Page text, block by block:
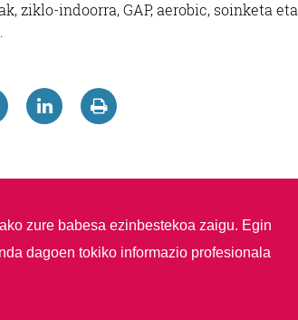
ziklo-indoorra, GAP, aerobic, soinketa eta
zure babesa ezinbestekoa zaigu. Egin
dagoen tokiko informazio profesionala